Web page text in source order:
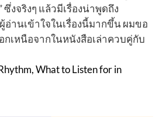
ซึ่งจริงๆ แล้วมีเรื่องน่าพูดถึง
อ่านเข้าใจในเรื่องนี้มากขึ้น ผมขอ
เหนือจากในหนังสือเล่าควบคู่กับ
,What to Listen for in